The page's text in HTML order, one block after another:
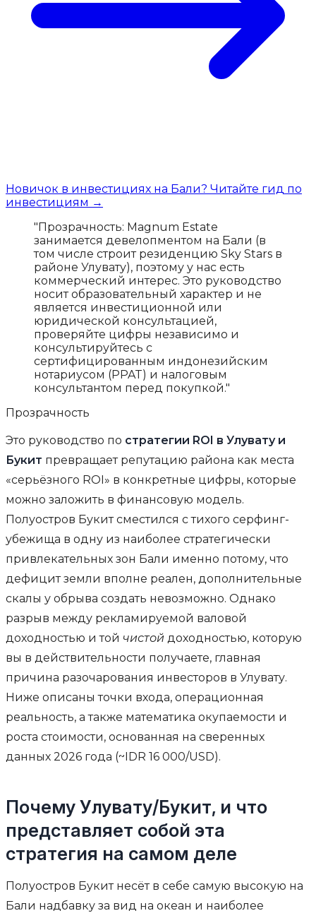
Новичок в инвестициях на Бали? Читайте гид по
инвестициям →
"Прозрачность: Magnum Estate
занимается девелопментом на Бали (в
том числе строит резиденцию Sky Stars в
районе Улувату), поэтому у нас есть
коммерческий интерес. Это руководство
носит образовательный характер и не
является инвестиционной или
юридической консультацией,
проверяйте цифры независимо и
консультируйтесь с
сертифицированным индонезийским
нотариусом (PPAT) и налоговым
консультантом перед покупкой."
Прозрачность
Это руководство по стратегии ROI в Улувату и
Букит превращает репутацию района как места
«серьёзного ROI» в конкретные цифры, которые
можно заложить в финансовую модель.
Полуостров Букит сместился с тихого серфинг-
убежища в одну из наиболее стратегически
привлекательных зон Бали именно потому, что
дефицит земли вполне реален, дополнительные
скалы у обрыва создать невозможно. Однако
разрыв между рекламируемой валовой
доходностью и той чистой доходностью, которую
вы в действительности получаете, главная
причина разочарования инвесторов в Улувату.
Ниже описаны точки входа, операционная
реальность, а также математика окупаемости и
роста стоимости, основанная на сверенных
данных 2026 года (~IDR 16 000/USD).
Почему Улувату/Букит, и что
представляет собой эта
стратегия на самом деле
Полуостров Букит несёт в себе самую высокую на
Бали надбавку за вид на океан и наиболее